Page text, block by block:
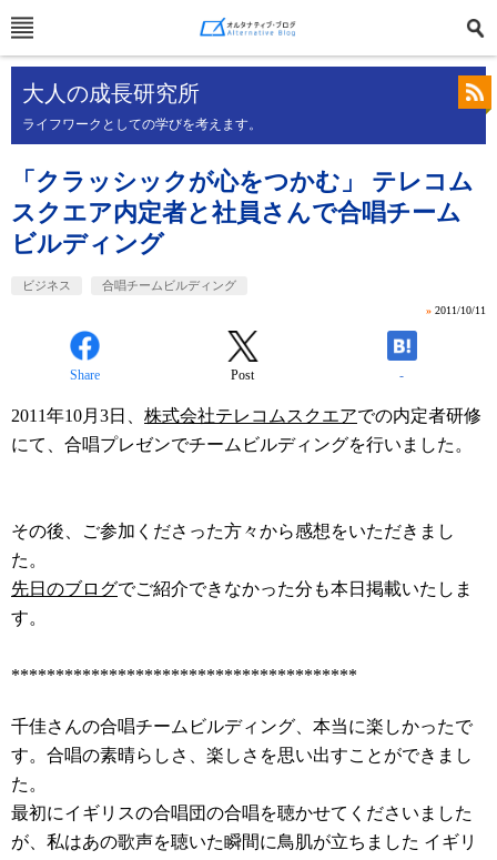
大人の成長研究所
ライフワークとしての学びを考えます。
「クラッシックが心をつかむ」 テレコム
スクエア内定者と社員さんで合唱チーム
ビルディング
ビジネス 合唱チームビルディング
» 2011/10/11
Share Post -
2011年10月3日、 株式会社テレコムスクエアでの内定者研修
にて、合唱プレゼンでチームビルディングを行いました。
その後、ご参加くださった方々から感想をいただきまし
た。
先日のブログでご紹介できなかった分も本日掲載いたしま
す。
***************************************
千佳さんの合唱チームビルディング、本当に楽しかったで
す。合唱の素晴らしさ、楽しさを思い出すことができまし
た。
最初にイギリスの合唱団の合唱を聴かせてくださいました
が、私はあの歌声を聴いた瞬間に鳥肌が立ちました イギリ